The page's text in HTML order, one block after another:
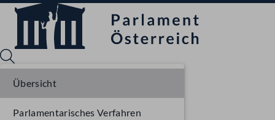
Übersicht
Parlamentarisches Verfahren